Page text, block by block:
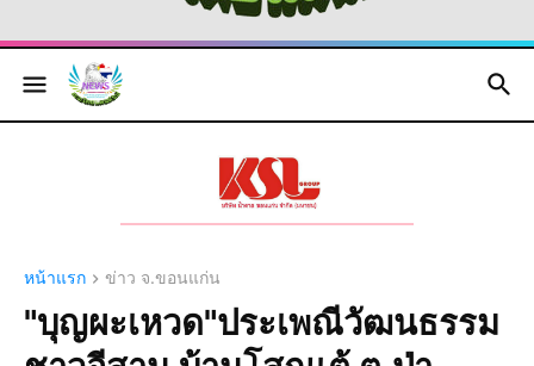
หน้าแรก ข่าว จ.ขอนแก่น
"บุญผะเหวด"ประเพณีวัฒนธรรม